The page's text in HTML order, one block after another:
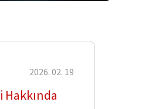
19 .02 .2026
Hakkında